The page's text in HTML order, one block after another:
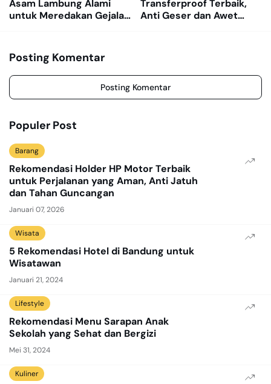
Asam Lambung Alami
untuk Meredakan Gejala
Transferproof Terbaik,
Anti Geser dan Awet
Posting Komentar
Posting Komentar
Populer Post
Barang
Rekomendasi Holder HP Motor Terbaik
untuk Perjalanan yang Aman, Anti Jatuh
dan Tahan Guncangan
Januari 07, 2026
Wisata
5 Rekomendasi Hotel di Bandung untuk
Wisatawan
Januari 21, 2024
Lifestyle
Rekomendasi Menu Sarapan Anak
Sekolah yang Sehat dan Bergizi
Mei 31, 2024
Kuliner